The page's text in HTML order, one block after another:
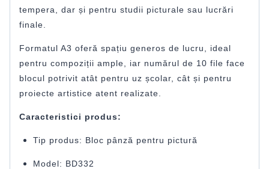
tempera, dar și pentru studii picturale sau lucrări
finale.
Formatul A3 oferă spațiu generos de lucru, ideal
pentru compoziții ample, iar numărul de 10 file face
blocul potrivit atât pentru uz școlar, cât și pentru
proiecte artistice atent realizate.
Caracteristici produs:
Tip produs: Bloc pânză pentru pictură
Model: BD332